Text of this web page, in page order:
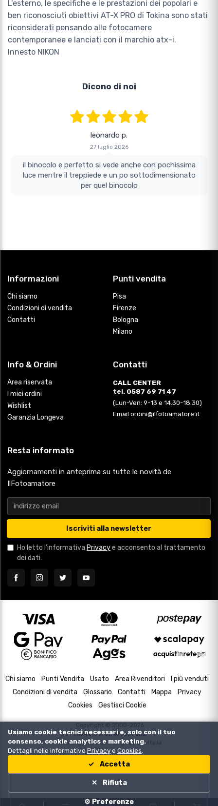
L'esterno, le specifiche e le prestazioni dei popolari e
ben riconosciuti obiettivi AT-X PRO di Tokina sono stati
riconsiderati pensando alle fotocamere
contemporanee e lanciati con il marchio atx-i.
Innesto NIKON
Dicono di noi
leonardo p.
27 luglio 2026
il binocolo e perfetto si vede anche con pochissima
luce mentre il treppiede e un po sottodimensionato
per quel binocolo
Informazioni
Chi siamo
Condizioni di vendita
Contatti
Punti vendita
Pisa
Firenze
Bologna
Milano
Info & Ordini
Area riservata
I miei ordini
Wishlist
Garanzia Longeva
Contatti
CALL CENTER
tel. 0587 69 71 47
(Lun-Ven: 9-13 e 14.30-18.30)
Email ordini@ilfotoamatore.it
Resta informato
Aggiornamenti in anteprima su tutte le novità de
IlFotoamatore
Iscriviti alla newsletter
Ho letto l'informativa Privacye acconsento al trattamento
dei dati.
Chi siamo Punti Vendita Usato Area Rivenditori
I più venduti
Condizioni di vendita
Glossario Contatti Mappa
Privacy
Cookies
Gestisci Cookie
Copyright © 2000-2026
P.IVA e C.F. 02433630502
Housing and Web Design byDevItalia
Usiamo cookie tecnici necessari e, solo con il tuo
consenso, cookie analytics e marketing.
Dettagli nelle informative Privacye Cookies
Accetta
Rifiuta
⚙️ Preferenze